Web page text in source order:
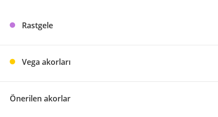
Rastgele
Vega akorları
Önerilen akorlar